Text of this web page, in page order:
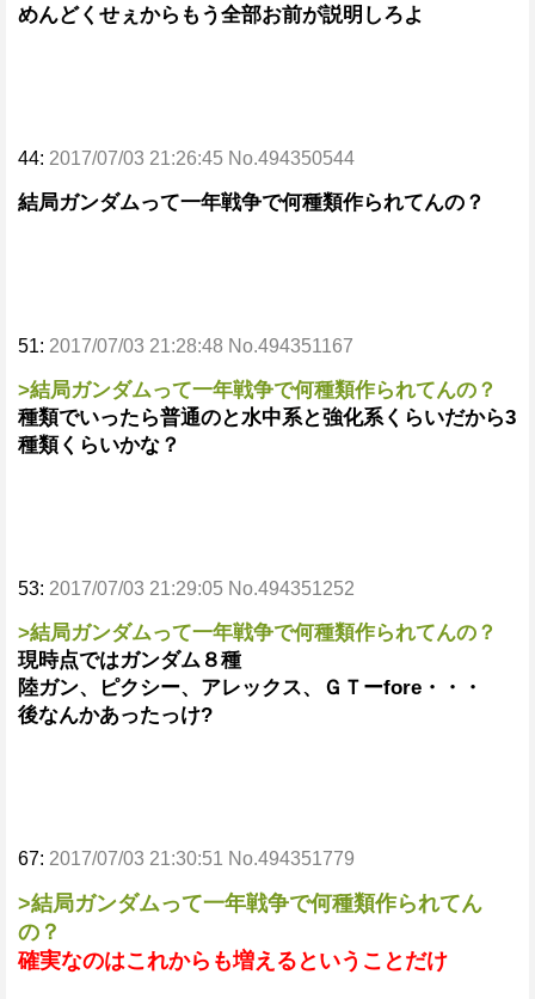
めんどくせぇからもう全部お前が説明しろよ
44: 2017/07/03 21:26:45 No.494350544
結局ガンダムって一年戦争で何種類作られてんの？
51: 2017/07/03 21:28:48 No.494351167
>結局ガンダムって一年戦争で何種類作られてんの？
種類でいったら普通のと水中系と強化系くらいだから3
種類くらいかな？
53: 2017/07/03 21:29:05 No.494351252
>結局ガンダムって一年戦争で何種類作られてんの？
現時点ではガンダム８種
陸ガン、ピクシー、アレックス、ＧＴーfore・・・
後なんかあったっけ?
67: 2017/07/03 21:30:51 No.494351779
>結局ガンダムって一年戦争で何種類作られてん
の？
確実なのはこれからも増えるということだけ